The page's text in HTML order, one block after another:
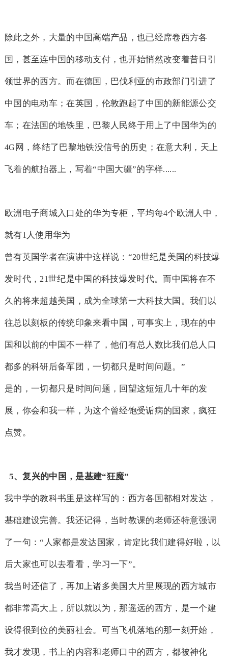
除此之外，大量的中国高端产品，也已经席卷西方各
国，甚至连中国的移动支付，也开始悄然改变着昔日引
领世界的西方。而在德国，巴伐利亚的市政部门引进了
中国的电动车；在英国，伦敦跑起了中国的新能源公交
车；在法国的地铁里，巴黎人民终于用上了中国华为的
4G 网，终结了巴黎地铁没信号的历史；在意大利，天上
飞着的航拍器上，写着“中国大疆”的字样......
欧洲电子商城入口处的华为专柜，平均每4个欧洲人中，
就有1 人使用华为
曾有英国学者在演讲中这样说：“20世纪是美国的科技爆
发时代，21世纪是中国的科技爆发时代。而中国将在不
久的将来超越美国，成为全球第一大科技大国。我们以
往总以刻板的传统印象来看中国，可事实上，现在的中
国和以前的中国不一样了，他们有总人数比我们总人口
都多的科研后备军团，一切都只是时间问题。”
是的，一切都只是时间问题，回望这短短几十年的发
展，你会和我一样，为这个曾经饱受诟病的国家，疯狂
点赞。
5、复兴的中国，是基建“狂魔”
我中学的教科书里是这样写的：西方各国都相对发达，
基础建设完善。我还记得，当时教课的老师还特意强调
了一句：“人家都是发达国家，肯定比我们建得好啦，以
后大家也可以去看看，学习一下”。
我当时还信了，再加上诸多美国大片里展现的西方城市
都非常高大上，所以就以为，那遥远的西方，是一个建
设得很到位的美丽社会。可当飞机落地的那一刻开始，
我才发现，书上的内容和老师口中的西方，都被神化